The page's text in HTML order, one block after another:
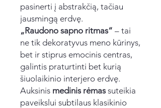
pasinerti į abstrakčią, tačiau
jausmingą erdvę.
„Raudono sapno ritmas“ – tai
ne tik dekoratyvus meno kūrinys,
bet ir stiprus emocinis centras,
galintis praturtinti bet kurią
šiuolaikinio interjero erdvę.
Auksinis medinis rėmassuteikia
paveikslui subtilaus klasikinio